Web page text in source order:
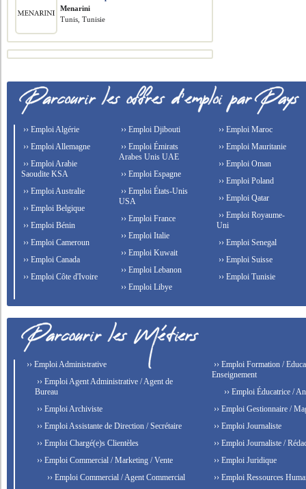
Menarini
Tunis, Tunisie
›› Emploi Algérie
›› Emploi Allemagne
›› Emploi Arabie
Saoudite KSA
›› Emploi Australie
›› Emploi Belgique
›› Emploi Bénin
›› Emploi Cameroun
›› Emploi Canada
›› Emploi Côte d'Ivoire
›› Emploi Djibouti
›› Emploi Émirats
Arabes Unis UAE
›› Emploi Espagne
›› Emploi États-Unis
USA
›› Emploi France
›› Emploi Italie
›› Emploi Kuwait
›› Emploi Lebanon
›› Emploi Libye
›› Emploi Maroc
›› Emploi Mauritanie
›› Emploi Oman
›› Emploi Poland
›› Emploi Qatar
›› Emploi Royaume-
Uni
›› Emploi Senegal
›› Emploi Suisse
›› Emploi Tunisie
›› Emploi Administrative
›› Emploi Agent Administrative / Agent de
Bureau
›› Emploi Archiviste
›› Emploi Assistante de Direction / Secrétaire
›› Emploi Chargé(e)s Clientèles
›› Emploi Commercial / Marketing / Vente
›› Emploi Commercial / Agent Commercial
›› Emploi Formation /
Enseignement
›› Emploi Éducatrice /
›› Emploi Gestionnaire /
›› Emploi Journaliste
›› Emploi Journaliste /
›› Emploi Juridique
›› Emploi Ressources